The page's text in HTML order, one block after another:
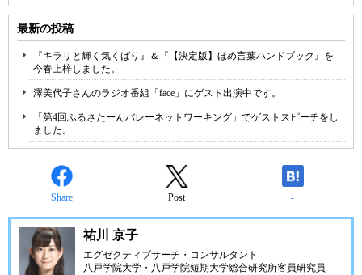
最新の投稿
『キラリと輝く気くばり』＆『【決定版】ほめ言葉ハンドブック』を
今春上梓しました。
澤美代子さんのラジオ番組「face」にゲスト出演中です。
「第4回ふるさたーんバレーネットワーキング」でゲストスピーチをし
ました。
Share Post -
祐川 京子
エグゼクティブサーチ・コンサルタント
八戸学院大学・八戸学院短期大学総合研究所客員研究員